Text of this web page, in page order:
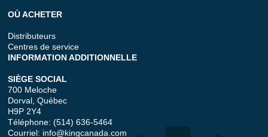
OÙ ACHETER
Distributeurs
Centres de service
INFORMATION ADDITIONNELLE
SIÈGE SOCIAL
700 Meloche
Dorval, Québec
H9P 2Y4
Téléphone: (514) 636-5464
Courriel: info@kingcanada.com